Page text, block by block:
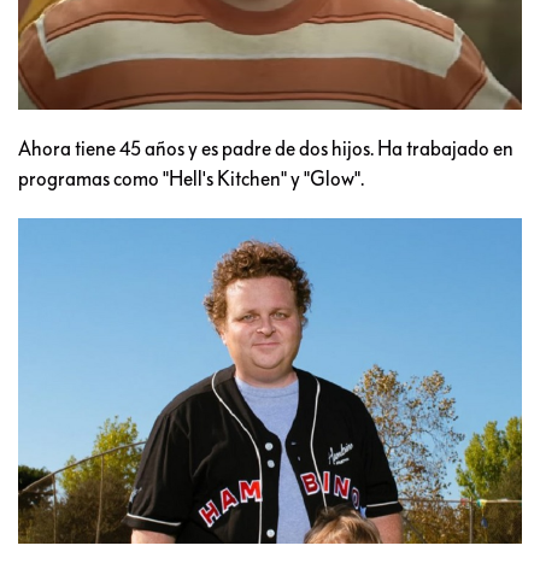
Ahora tiene 45 años y es padre de dos hijos. Ha trabajado en
programas como "Hell's Kitchen" y "Glow".